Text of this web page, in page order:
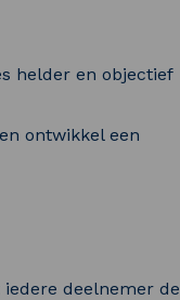
helder en objectief
ontwikkel een
deelnemer de